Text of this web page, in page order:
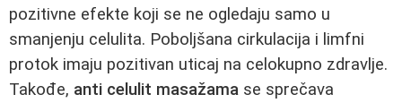
pozitivne efekte koji se ne ogledaju samo u
smanjenju celulita. Poboljšana cirkulacija i limfni
protok imaju pozitivan uticaj na celokupno zdravlje.
Takođe, anti celulit masažama se sprečava